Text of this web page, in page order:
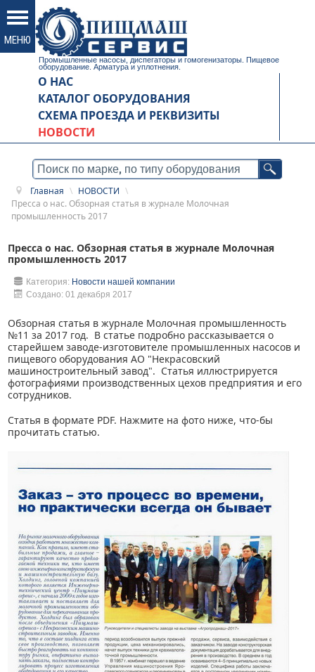
Промышленные насосы, диспегаторы и гомогенизаторы. Пищевое
оборудование. Арматура и уплотнения.
О НАС
КАТАЛОГ ОБОРУДОВАНИЯ
СХЕМА ПРОЕЗДА И РЕКВИЗИТЫ
НОВОСТИ
Главная \ НОВОСТИ \
Пресса о нас. Обзорная статья в журнале Молочная
промышленность 2017
Пресса о нас. Обзорная статья в журнале Молочная
промышленность 2017
Категория: Новости нашей компании
Создано: 01 декабря 2017
Обзорная статья в журнале Молочная промышленность
№11 за 2017 год. В статье подробно рассказывается о
старейшем заводе-изготовителе промышленных насосов и
пищевого оборудования АО "Некрасовский
машиностроительный завод". Статья иллюстрируется
фотографиями производственных цехов предприятия и его
сотрудников.
Статья в формате PDF. Нажмите на фото ниже, что-бы
прочитать статью.